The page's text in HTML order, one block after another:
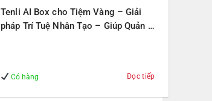
Tenli AI Box cho Tiệm Vàng – Giải
pháp Trí Tuệ Nhân Tạo – Giúp Quản lý
Có hàng Đọc tiếp